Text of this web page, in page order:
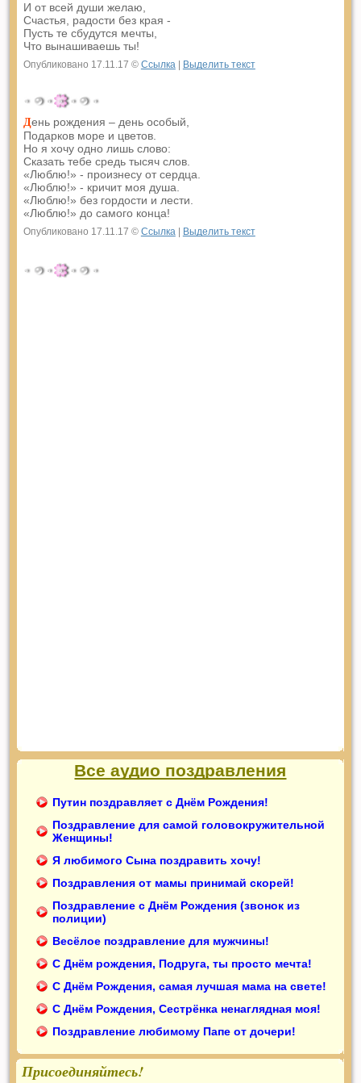
И от всей души желаю,
Счастья, радости без края -
Пусть те сбудутся мечты,
Что вынашиваешь ты!
Опубликовано 17.11.17 © Ссылка| Выделить текст
День рождения – день особый,
Подарков море и цветов.
Но я хочу одно лишь слово:
Сказать тебе средь тысяч слов.
«Люблю!» - произнесу от сердца.
«Люблю!» - кричит моя душа.
«Люблю!» без гордости и лести.
«Люблю!» до самого конца!
Опубликовано 17.11.17 © Ссылка| Выделить текст
Все аудио поздравления
Путин поздравляет с Днём Рождения!
Поздравление для самой головокружительной
Женщины!
Я любимого Сына поздравить хочу!
Поздравления от мамы принимай скорей!
Поздравление с Днём Рождения (звонок из
полиции)
Весёлое поздравление для мужчины!
С Днём рождения, Подруга, ты просто мечта!
С Днём Рождения, самая лучшая мама на свете!
С Днём Рождения, Сестрёнка ненаглядная моя!
Поздравление любимому Папе от дочери!
Присоединяйтесь!